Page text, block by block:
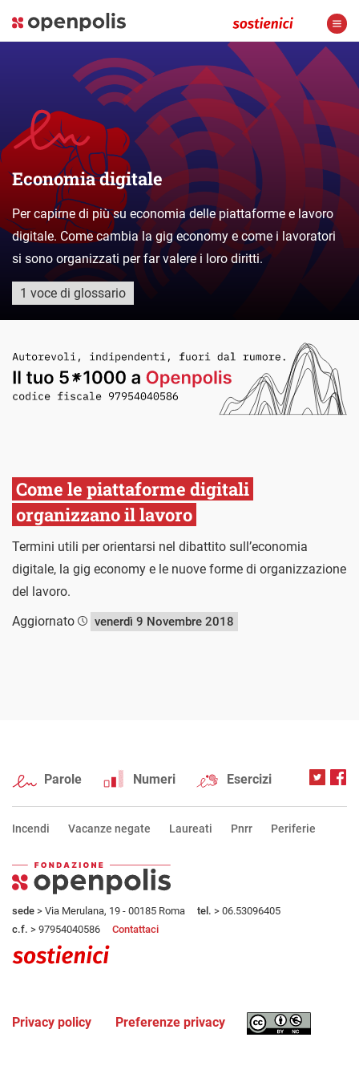
Economia digitale
Per capirne di più su economia delle piattaforme e lavoro
digitale. Come cambia la gig economy e come i lavoratori
si sono organizzati per far valere i loro diritti.
1 voce di glossario
Come le piattaforme digitali
organizzano il lavoro
Termini utili per orientarsi nel dibattito sull’economia
digitale, la gig economy e le nuove forme di organizzazione
del lavoro.
Aggiornato
venerdì 9 Novembre 2018
Parole Numeri Esercizi
Incendi Vacanze negate Laureati Pnrr Periferie
sede > Via Merulana, 19 - 00185 Roma tel. > 06.53096405
c.f. > 97954040586 Contattaci
Privacy policy Preferenze privacy